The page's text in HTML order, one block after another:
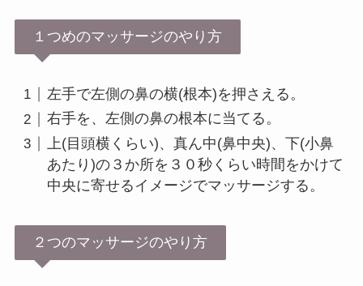
１つめのマッサージのやり方
左手で左側の鼻の横(根本)を押さえる。
右手を、左側の鼻の根本に当てる。
上(目頭横くらい)、真ん中(鼻中央)、下(小鼻
あたり)の３か所を３０秒くらい時間をかけて
中央に寄せるイメージでマッサージする。
２つのマッサージのやり方